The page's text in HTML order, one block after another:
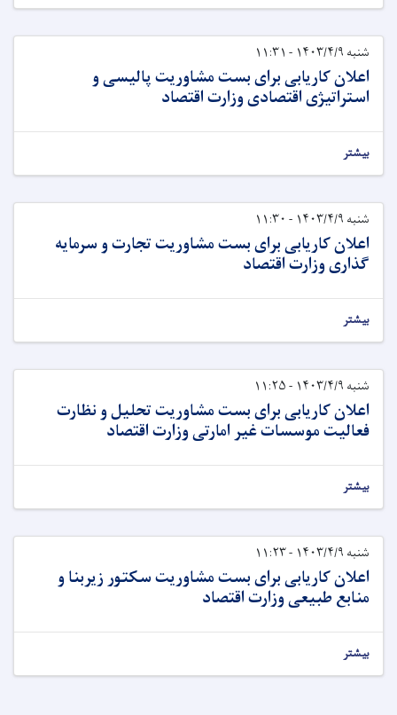
شنبه ۱۴۰۳/۴/۹ - ۱۱:۳۱
اعلان کاریابی برای بست مشاوریت پالیسی و
استراتیژی اقتصادی وزارت اقتصاد
بیشتر
شنبه ۱۴۰۳/۴/۹ - ۱۱:۳۰
اعلان کاریابی برای بست مشاوریت تجارت و سرمایه
گذاری وزارت اقتصاد
بیشتر
شنبه ۱۴۰۳/۴/۹ - ۱۱:۲۵
اعلان کاریابی برای بست مشاوریت تحلیل و نظارت
فعالیت موسسات غیر امارتی وزارت اقتصاد
بیشتر
شنبه ۱۴۰۳/۴/۹ - ۱۱:۲۳
اعلان کاریابی برای بست مشاوریت سکتور زیربنا و
منابع طبیعی وزارت اقتصاد
بیشتر